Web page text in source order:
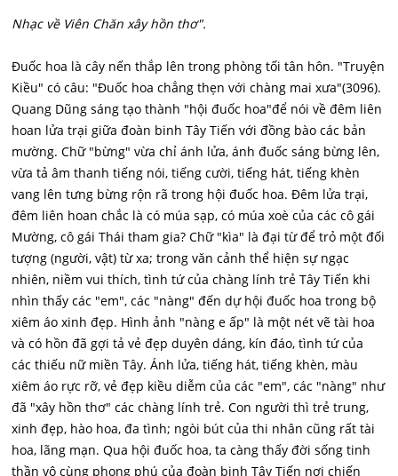
Nhạc về Viên Chăn xây hồn thơ".
Đuốc hoa là cây nến thắp lên trong phòng tối tân hôn. "Truyện
Kiều" có câu: "Đuốc hoa chẳng thẹn với chàng mai xưa"(3096).
Quang Dũng sáng tạo thành "hội đuốc hoa"để nói về đêm liên
hoan lửa trại giữa đoàn binh Tây Tiến với đồng bào các bản
mường. Chữ "bừng" vừa chỉ ánh lửa, ánh đuốc sáng bừng lên,
vừa tả âm thanh tiếng nói, tiếng cười, tiếng hát, tiếng khèn
vang lên tưng bừng rộn rã trong hội đuốc hoa. Đêm lửa trại,
đêm liên hoan chắc là có múa sạp, có múa xoè của các cô gái
Mường, cô gái Thái tham gia? Chữ "kìa" là đại từ để trỏ một đối
tượng (người, vật) từ xa; trong văn cảnh thể hiện sự ngạc
nhiên, niềm vui thích, tình tứ của chàng lính trẻ Tây Tiến khi
nhìn thấy các "em", các "nàng" đến dự hội đuốc hoa trong bộ
xiêm áo xinh đẹp. Hình ảnh "nàng e ấp" là một nét vẽ tài hoa
và có hồn đã gợi tả vẻ đẹp duyên dáng, kín đáo, tình tứ của
các thiếu nữ miền Tây. Ánh lửa, tiếng hát, tiếng khèn, màu
xiêm áo rực rỡ, vẻ đẹp kiều diễm của các "em", các "nàng" như
đã "xây hồn thơ" các chàng lính trẻ. Con người thì trẻ trung,
xinh đẹp, hào hoa, đa tình; ngòi bút của thi nhân cũng rất tài
hoa, lãng mạn. Qua hội đuốc hoa, ta càng thấy đời sống tinh
thần vô cùng phong phú của đoàn binh Tây Tiến nơi chiến